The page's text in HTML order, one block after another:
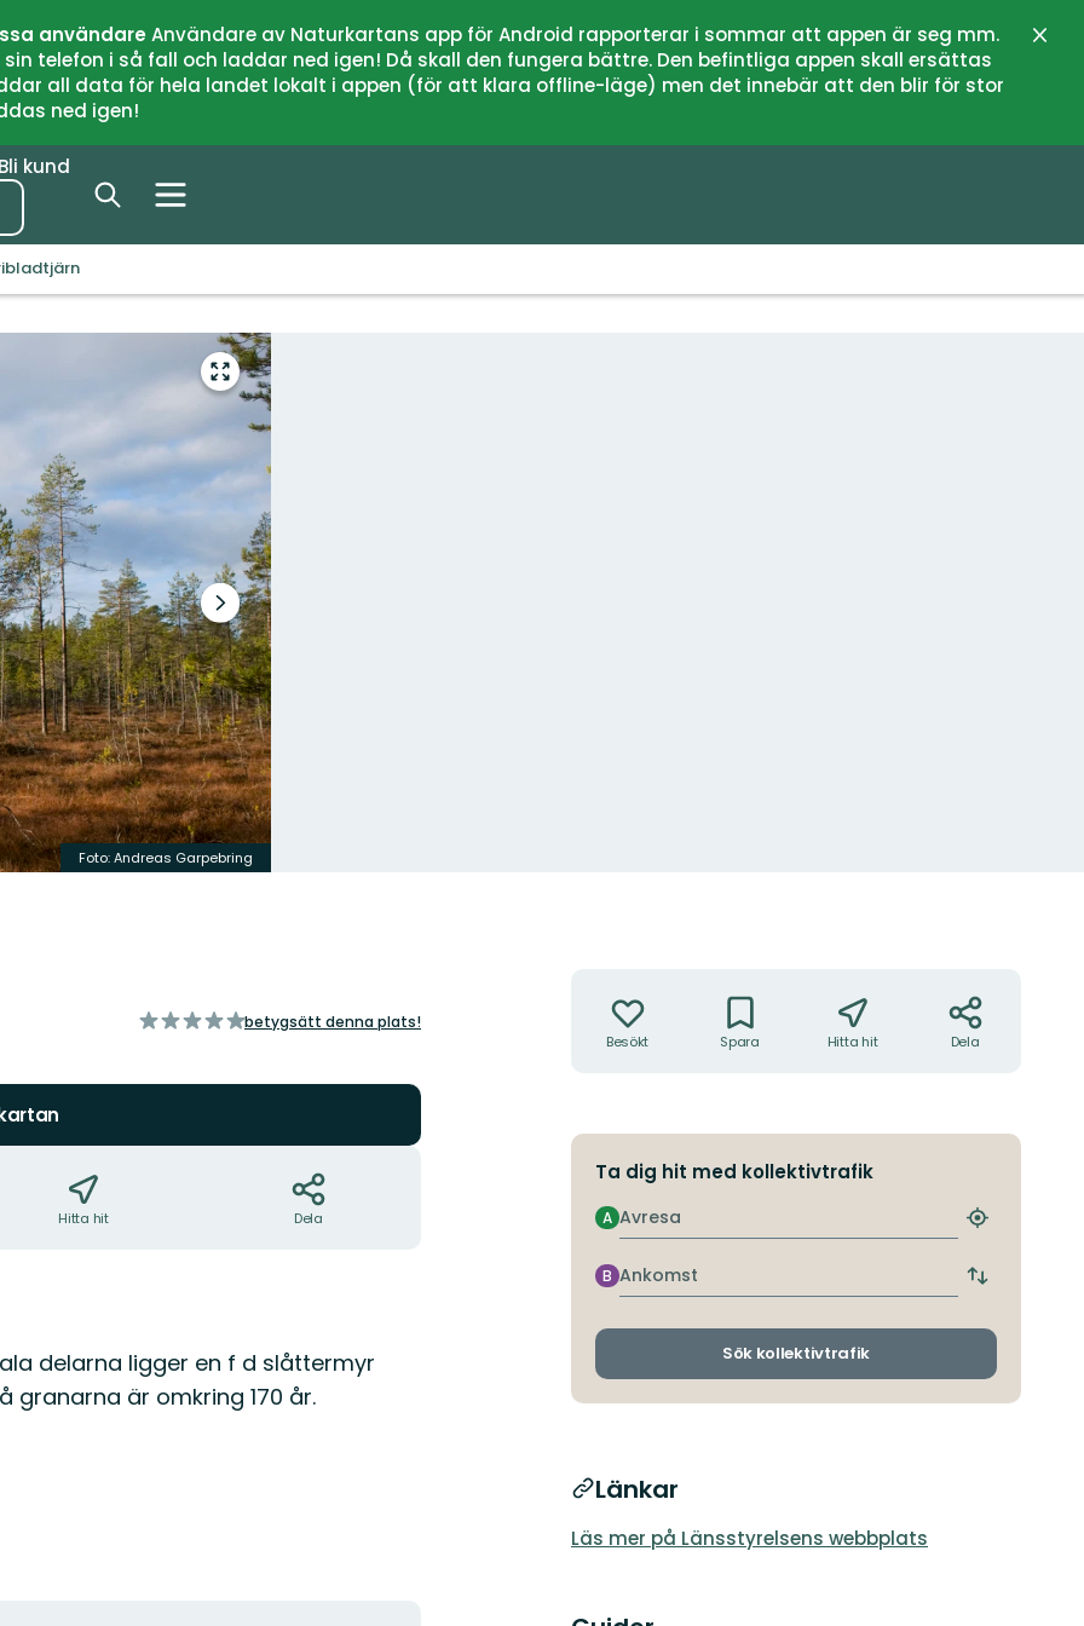
användareAnvändare av Naturkartans app för Android rapporterar i sommar att appen är seg mm.
telefon i så fall och laddar ned igen! Då skall den fungera bättre. Den befintliga appen skall ersättas
all data för hela landet lokalt i appen (för att klara offline-läge) men det innebär att den blir för stor
ned igen!
Bli kund
Gå
till
helskärmsläge
Nästa
bildspel
Foto: Andreas Garpebring
av
betygsätt denna plats!
Hitta hit Dela
delarna ligger en f d slåttermyr
granarna är omkring 170 år.
Besökt Spara Hitta hit Dela
Ta dig hit med kollektivtrafik
Avresa
A
Hitta
hållplats
Ankomst
B
Byt
och
Sök kollektivtrafik
Länkar
Läs mer på Länsstyrelsens webbplats